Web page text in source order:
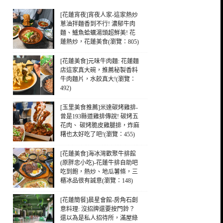
[花蓮宵夜]宵夜人家-這家熱炒
蔥油拌麵香到不行! 濃郁牛肉
麵、鱸魚蛤蠣湯頭超鮮美! 花
蓮熱炒，花蓮美食(瀏覽：805)
[花蓮美食]元味牛肉麵: 花蓮麵
店這家真大碗，推薦秘製香料
牛肉麵片，水餃真大!(瀏覽：
492)
[玉里美食推薦]米達碳烤雞排-
曾是193縣道雞排傳說! 碳烤五
花肉、 碳烤脆皮雞腿排，炸麻
糬也太好吃了吧!(瀏覽：455)
[花蓮美食]海冰灣歡聚牛排館
(原胖忠小吃)-花蓮牛排自助吧
吃到飽，熱炒、地瓜薯條，三
櫃冰品很有誠意(瀏覽：148)
[花蓮簡餐]晨星會館-房角石創
意料理: 沒招牌還要按門鈴？
還以為是私人招待所，滿屋綠